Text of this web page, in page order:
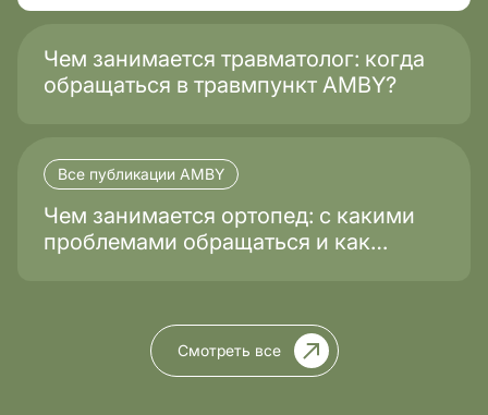
Чем занимается травматолог: когда
обращаться в травмпункт AMBY?
Все публикации AMBY
Чем занимается ортопед: с какими
проблемами обращаться и как
Смотреть все